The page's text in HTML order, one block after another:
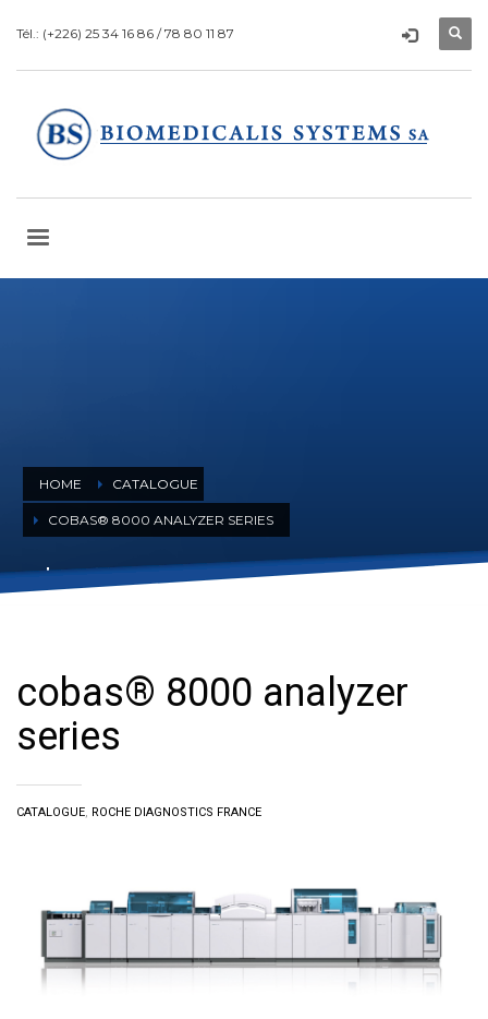
Tél.: (+226) 25 34 16 86 / 78 80 11 87
HOME CATALOGUE
COBAS® 8000 ANALYZER SERIES
cobas® 8000 analyzer series
cobas® 8000 analyzer
series
CATALOGUE, ROCHE DIAGNOSTICS FRANCE